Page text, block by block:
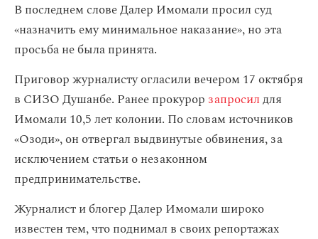
В последнем слове Далер Имомали просил суд
«назначить ему минимальное наказание», но эта
просьба не была принята.
Приговор журналисту огласили вечером 17 октября
в СИЗО Душанбе. Ранее прокурор запросилдля
Имомали 10,5 лет колонии. По словам источников
«Озоди», он отвергал выдвинутые обвинения, за
исключением статьи о незаконном
предпринимательстве.
Журналист и блогер Далер Имомали широко
известен тем, что поднимал в своих репортажах